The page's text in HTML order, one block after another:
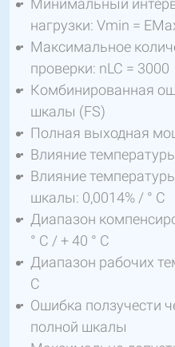
Минимальный
нагрузки: Vmin =
Максимальное
проверки: nLC = 3000
Комбинированная
шкалы (FS)
Полная выходная
Влияние
Влияние
шкалы: 0,0014% / ° C
Диапазон
° C / + 40 ° C
Диапазон рабочих
C
Ошибка ползучести
полной шкалы